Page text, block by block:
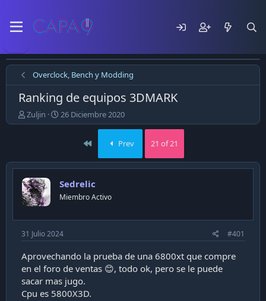
Overclock, Bench y Modding
Ranking de equipos 3DMARK
E
m
ó
e
l
t
e
m
a
Zuljin
F
e
d
p
u
l
i
c
a
c
i
ó
n
26 Diciembre 2020
First Prev 21 of 21
Sedrelic
Miembro Activo
31 Julio 2024 #401
Aprovechando la prueba de una 6800xt que compre
en el foro de ventas 😊, todo ok, pero se le puede
sacar mas jugo.
Cpu es 5800X3D.